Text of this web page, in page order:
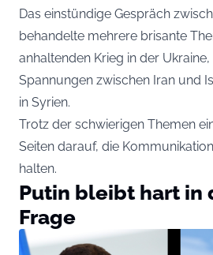
Das einstündige Gespräch
behandelte mehrere brisante
anhaltenden Krieg in der
Spannungen zwischen Iran und
in Syrien.
Trotz der schwierigen Themen
Seiten darauf, die
halten.
Putin bleibt hart in
Frage